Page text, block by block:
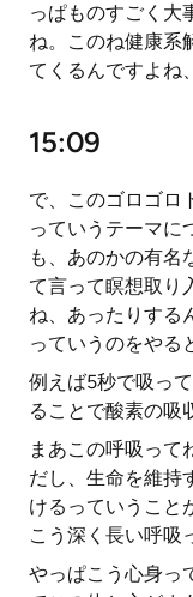
っぱものすごく大
ね。このね健康系
てくるんですよね
15:09
で、このゴロゴロ
っていうテーマに
も、あのかの有名
て言って瞑想取り
ね、あったりする
っていうのをやる
例えば5秒で吸っ
ることで酸素の吸
まあこの呼吸って
だし、生命を維持
けるっていうこと
こう深く長い呼吸
やっぱこう心身っ